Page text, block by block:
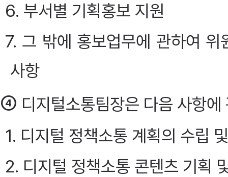
6. 부서별 기획홍보 지원
7. 그 밖에 홍보업무에 관하여
사항
④ 디지털소통팀장은 다음 사항
1. 디지털 정책소통 계획의 수립
2. 디지털 정책소통 콘텐츠 기획